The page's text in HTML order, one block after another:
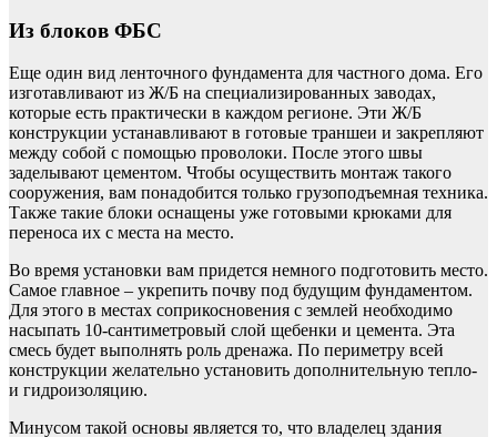
Из блоков ФБС
Еще один вид ленточного фундамента для частного дома. Его
изготавливают из Ж/Б на специализированных заводах,
которые есть практически в каждом регионе. Эти Ж/Б
конструкции устанавливают в готовые траншеи и закрепляют
между собой с помощью проволоки. После этого швы
заделывают цементом. Чтобы осуществить монтаж такого
сооружения, вам понадобится только грузоподъемная техника.
Также такие блоки оснащены уже готовыми крюками для
переноса их с места на место.
Во время установки вам придется немного подготовить место.
Самое главное – укрепить почву под будущим фундаментом.
Для этого в местах соприкосновения с землей необходимо
насыпать 10-сантиметровый слой щебенки и цемента. Эта
смесь будет выполнять роль дренажа. По периметру всей
конструкции желательно установить дополнительную тепло-
и гидроизоляцию.
Минусом такой основы является то, что владелец здания